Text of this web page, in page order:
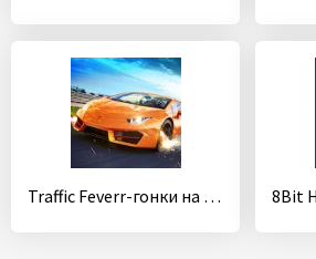
Traffic Feverr-гонки на машинах